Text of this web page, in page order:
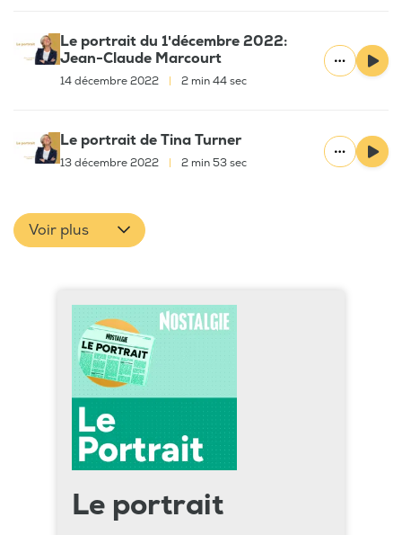
Le portrait du 1'décembre 2022:
Jean-Claude Marcourt
14 décembre 2022 2 min 44 sec
Le portrait de Tina Turner
13 décembre 2022 2 min 53 sec
Voir plus
Le portrait